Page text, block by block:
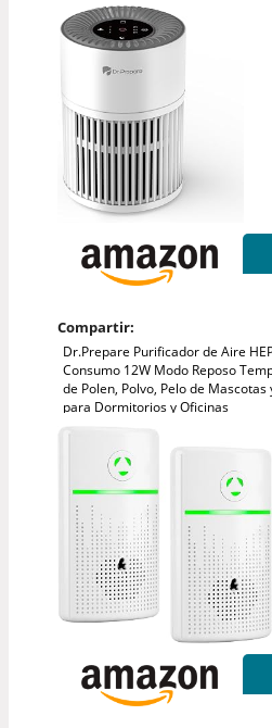
Compartir:
Dr.Prepare Purificador de Aire
Consumo 12W Modo Reposo
de Polen, Polvo, Pelo de
para Dormitorios y Oficinas